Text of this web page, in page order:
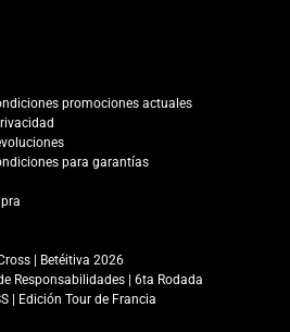
promociones actuales
para garantías
| Betéitiva 2026
Responsabilidades | 6ta Rodada
| Edición Tour de Francia